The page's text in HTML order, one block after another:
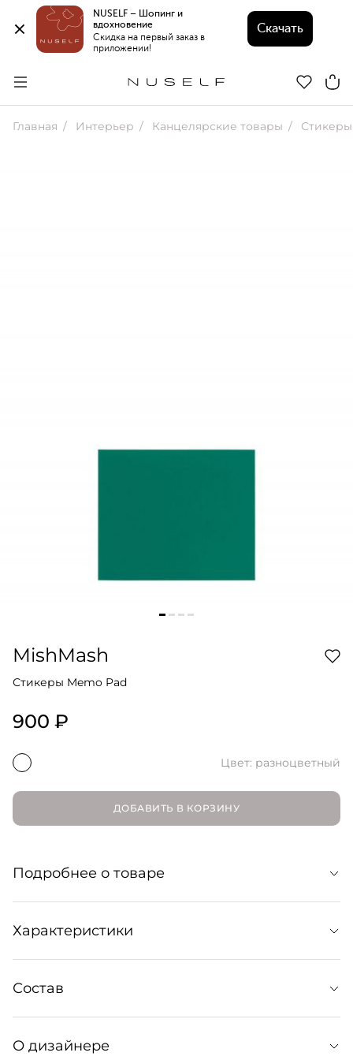
NUSELF – Шопинг и
вдохновение
Скидка на первый заказ в
приложении!
Скачать
Главная Интерьер Канцелярские товары
MishMash
Стикеры Memo Pad
900 ₽
Цвет: разноцветный
ДОБАВИТЬ В КОРЗИНУ
Подробнее о товаре
Цветные стикеры MishMash изготавливаются вручную
из бумажных отходов, поэтому оттенок каждого
уникален и отличается от заказа к заказу: цвет товара
Характеристики
Размер: 12 см х 10 см
Артикул производителя: 5600200320295
Состав
О дизайнере